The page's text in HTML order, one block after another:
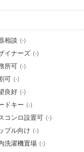
相談 (-)
イナーズ (-)
所可 (-)
可 (-)
良好 (-)
ドキー (-)
コンロ設置可 (-)
プル向け (-)
洗濯機置場 (-)